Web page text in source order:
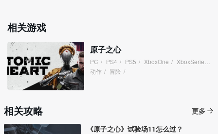
相关游戏
原子之心
PC / PS4 / PS5 / XboxOne / XboxSeries
动作 / 冒险 /
相关攻略
更多
《原子之心》试验场11怎么过？